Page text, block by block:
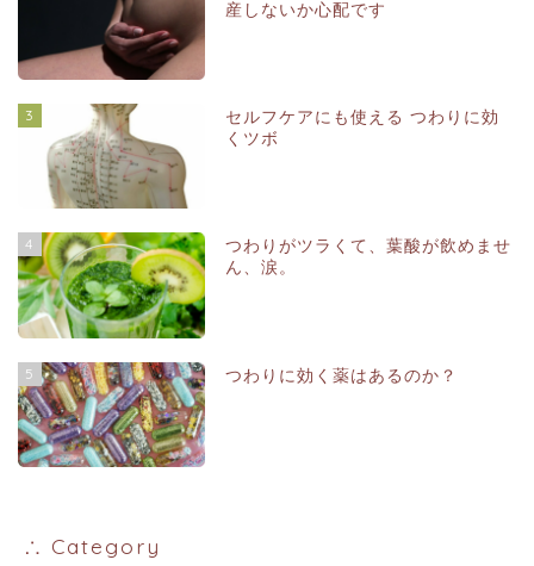
産しないか心配です
3
セルフケアにも使える つわりに効
くツボ
4
つわりがツラくて、葉酸が飲めませ
ん、涙。
5 つわりに効く薬はあるのか？
∴ Category